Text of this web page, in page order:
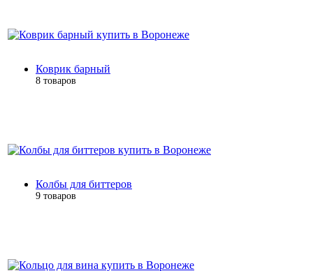
Коврик барный
8 товаров
Колбы для биттеров
9 товаров